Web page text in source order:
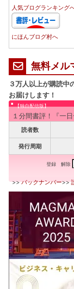
人気ブログランキング
にほんブログ村へ
無料メル
３万人以上が購読中
お届けします！
【独自配信版】
１分間書評！『一
読者数
発行周期
登録 解除
>>バックナンバー>>